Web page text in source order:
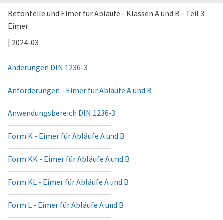
Betonteile und Eimer für Abläufe - Klassen A und B - Teil 3:
Eimer
| 2024-03
Änderungen DIN 1236-3
Anforderungen - Eimer für Abläufe A und B
Anwendungsbereich DIN 1236-3
Form K - Eimer für Abläufe A und B
Form KK - Eimer für Abläufe A und B
Form KL - Eimer für Abläufe A und B
Form L - Eimer für Abläufe A und B